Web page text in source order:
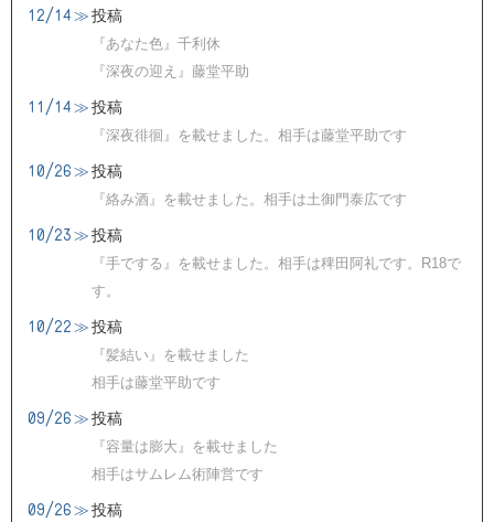
12/14≫投稿
『あなた色』千利休
『深夜の迎え』藤堂平助
11/14≫投稿
『深夜徘徊』を載せました。相手は藤堂平助です
10/26≫投稿
『絡み酒』を載せました。相手は土御門泰広です
10/23≫投稿
『手でする』を載せました。相手は稗田阿礼です。R18で
す。
10/22≫投稿
『髪結い』を載せました
相手は藤堂平助です
09/26≫投稿
『容量は膨大』を載せました
相手はサムレム術陣営です
09/26≫投稿